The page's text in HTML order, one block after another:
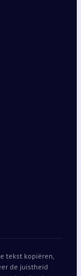
tekst kopiëren,
de juistheid